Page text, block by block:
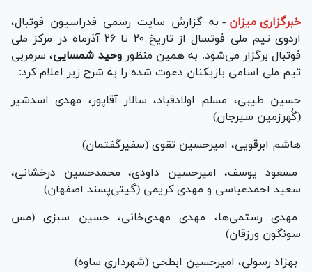
خبرگزاری میزان - به گزارش سایت رسمی فدراسیون فوتبال،
اردوی تیم ملی فوتسال از تاریخ ۲۰ تا ۲۶ آذرماه در مرکز ملی
فوتبال برگزار می‌شود. به همین منظوروحید شمسایی، سرمربی
تیم ملی اسامی بازیکنان دعوت شده را به شرح زیر اعلام کرد:
حسین طیبی، مسلم اولادقباد، سالار آقاپور، مهدی اسدشیر
(گُهرزمین سیرجان)
هاشم ابرقویی، امیرحسین تقوی (سفیرگفتمان)
مسعود یوسف، امیرحسین داودی، محمدحسین درخشانی،
سعید احمدعباسی و مهدی کریمی (گیتی‌پسند اصفهان)
مهدی رستمی‌ها، مهدی مهدی‌خانی، حسین سبزی (مس
سونگون ورزقان)
بهزاد رسولی، امیرحسین ابطحی (شهرداری ساوه)